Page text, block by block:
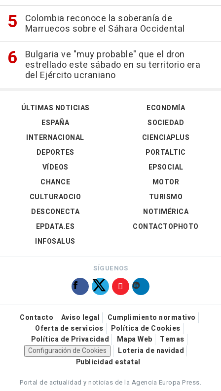
Colombia reconoce la soberanía de
Marruecos sobre el Sáhara Occidental
Bulgaria ve "muy probable" que el dron
estrellado este sábado en su territorio era
del Ejército ucraniano
ÚLTIMAS NOTICIAS
ESPAÑA
INTERNACIONAL
DEPORTES
VÍDEOS
ECONOMÍA
SOCIEDAD
CIENCIAPLUS
PORTALTIC
EPSOCIAL
CHANCE
CULTURAOCIO
DESCONECTA
EPDATA.ES
INFOSALUS
MOTOR
TURISMO
NOTIMÉRICA
CONTACTOPHOTO
SÍGUENOS
Contacto Aviso legal
Cumplimiento normativo
Oferta de servicios
Política de Cookies
Política de Privacidad
Mapa Web
Temas
Configuración de Cookies
Loteria de navidad
Publicidad estatal
Portal de actualidad y noticias de la Agencia Europa Press.